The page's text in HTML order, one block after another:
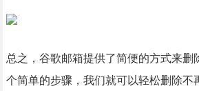
总之，谷歌邮箱提供了简便的方式来删
个简单的步骤，我们就可以轻松删除不